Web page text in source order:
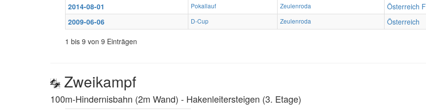
2014-08-01
Pokallauf Zeulenroda Österreich F
2009-06-06
D-Cup Zeulenroda Österreich
1 bis 9 von 9 Einträgen
Zweikampf
100m-Hindernisbahn (2m Wand) ‐ Hakenleitersteigen (3. Etage)